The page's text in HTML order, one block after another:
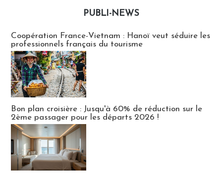
PUBLI-NEWS
Coopération France-Vietnam : Hanoï veut séduire les
professionnels français du tourisme
Bon plan croisière : Jusqu'à 60% de réduction sur le
2ème passager pour les départs 2026 !